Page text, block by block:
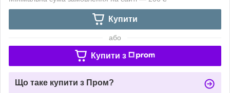
Купити
або
Купити з
Що таке купити з Пром?